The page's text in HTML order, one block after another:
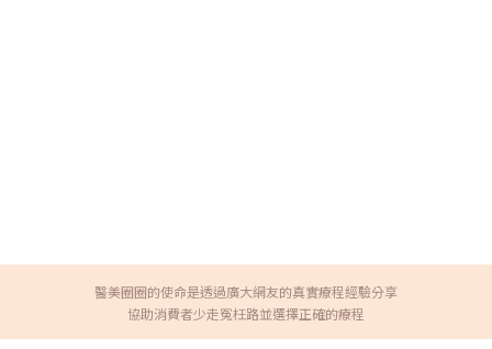
醫美圈圈的使命是透過廣大網友的真實療程經驗分享
協助消費者少走冤枉路並選擇正確的療程